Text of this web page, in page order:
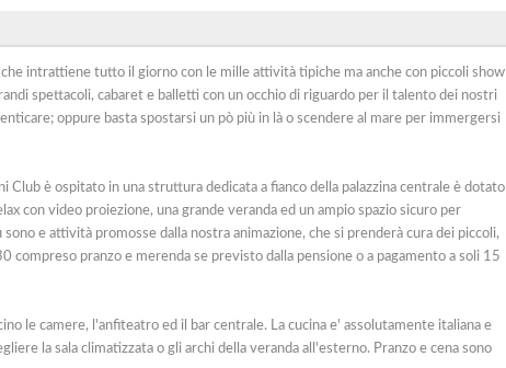
intrattiene tutto il giorno con le mille attività tipiche ma anche con piccoli show
spettacoli, cabaret e balletti con un occhio di riguardo per il talento dei nostri
oppure basta spostarsi un pò più in là o scendere al mare per immergersi
Club è ospitato in una struttura dedicata a fianco della palazzina centrale è dotato
con video proiezione, una grande veranda ed un ampio spazio sicuro per
e attività promosse dalla nostra animazione, che si prenderà cura dei piccoli,
pranzo e merenda se previsto dalla pensione o a pagamento a soli 15
le camere, l'anfiteatro ed il bar centrale. La cucina e' assolutamente italiana e
la sala climatizzata o gli archi della veranda all'esterno. Pranzo e cena sono